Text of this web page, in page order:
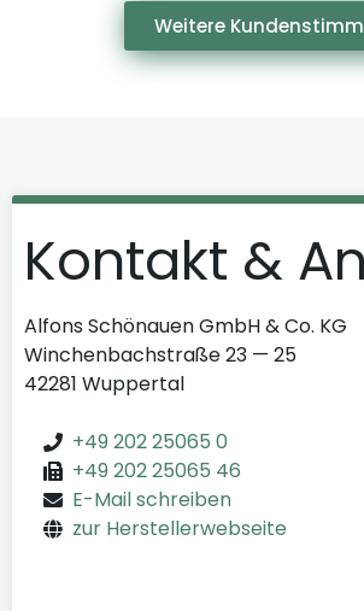
Weitere
Kontakt &
Alfons Schönauen GmbH & Co. KG
Winchenbachstraße 23 — 25
42281 Wuppertal
+49 202 25065 0
+49 202 25065 46
E-Mail schreiben
zur Herstellerwebseite